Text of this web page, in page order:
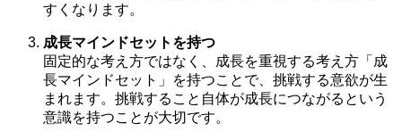
すくなります。
成長マインドセットを持つ
固定的な考え方ではなく、成長を重視する考え方「成
長マインドセット」を持つことで、挑戦する意欲が生
まれます。挑戦すること自体が成長につながるという
意識を持つことが大切です。